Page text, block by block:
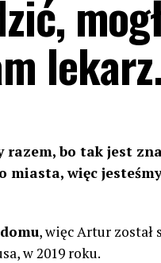
razem, bo tak jest
miasta, więc
, więc Artur został
w 2019 roku.